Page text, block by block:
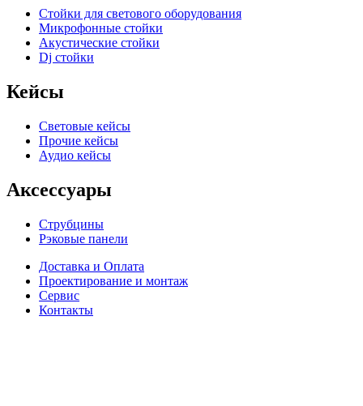
Стойки для светового оборудования
Микрофонные стойки
Акустические стойки
Dj стойки
Кейсы
Световые кейсы
Прочие кейсы
Аудио кейсы
Аксессуары
Струбцины
Рэковые панели
Доставка и Оплата
Проектирование и монтаж
Сервис
Контакты